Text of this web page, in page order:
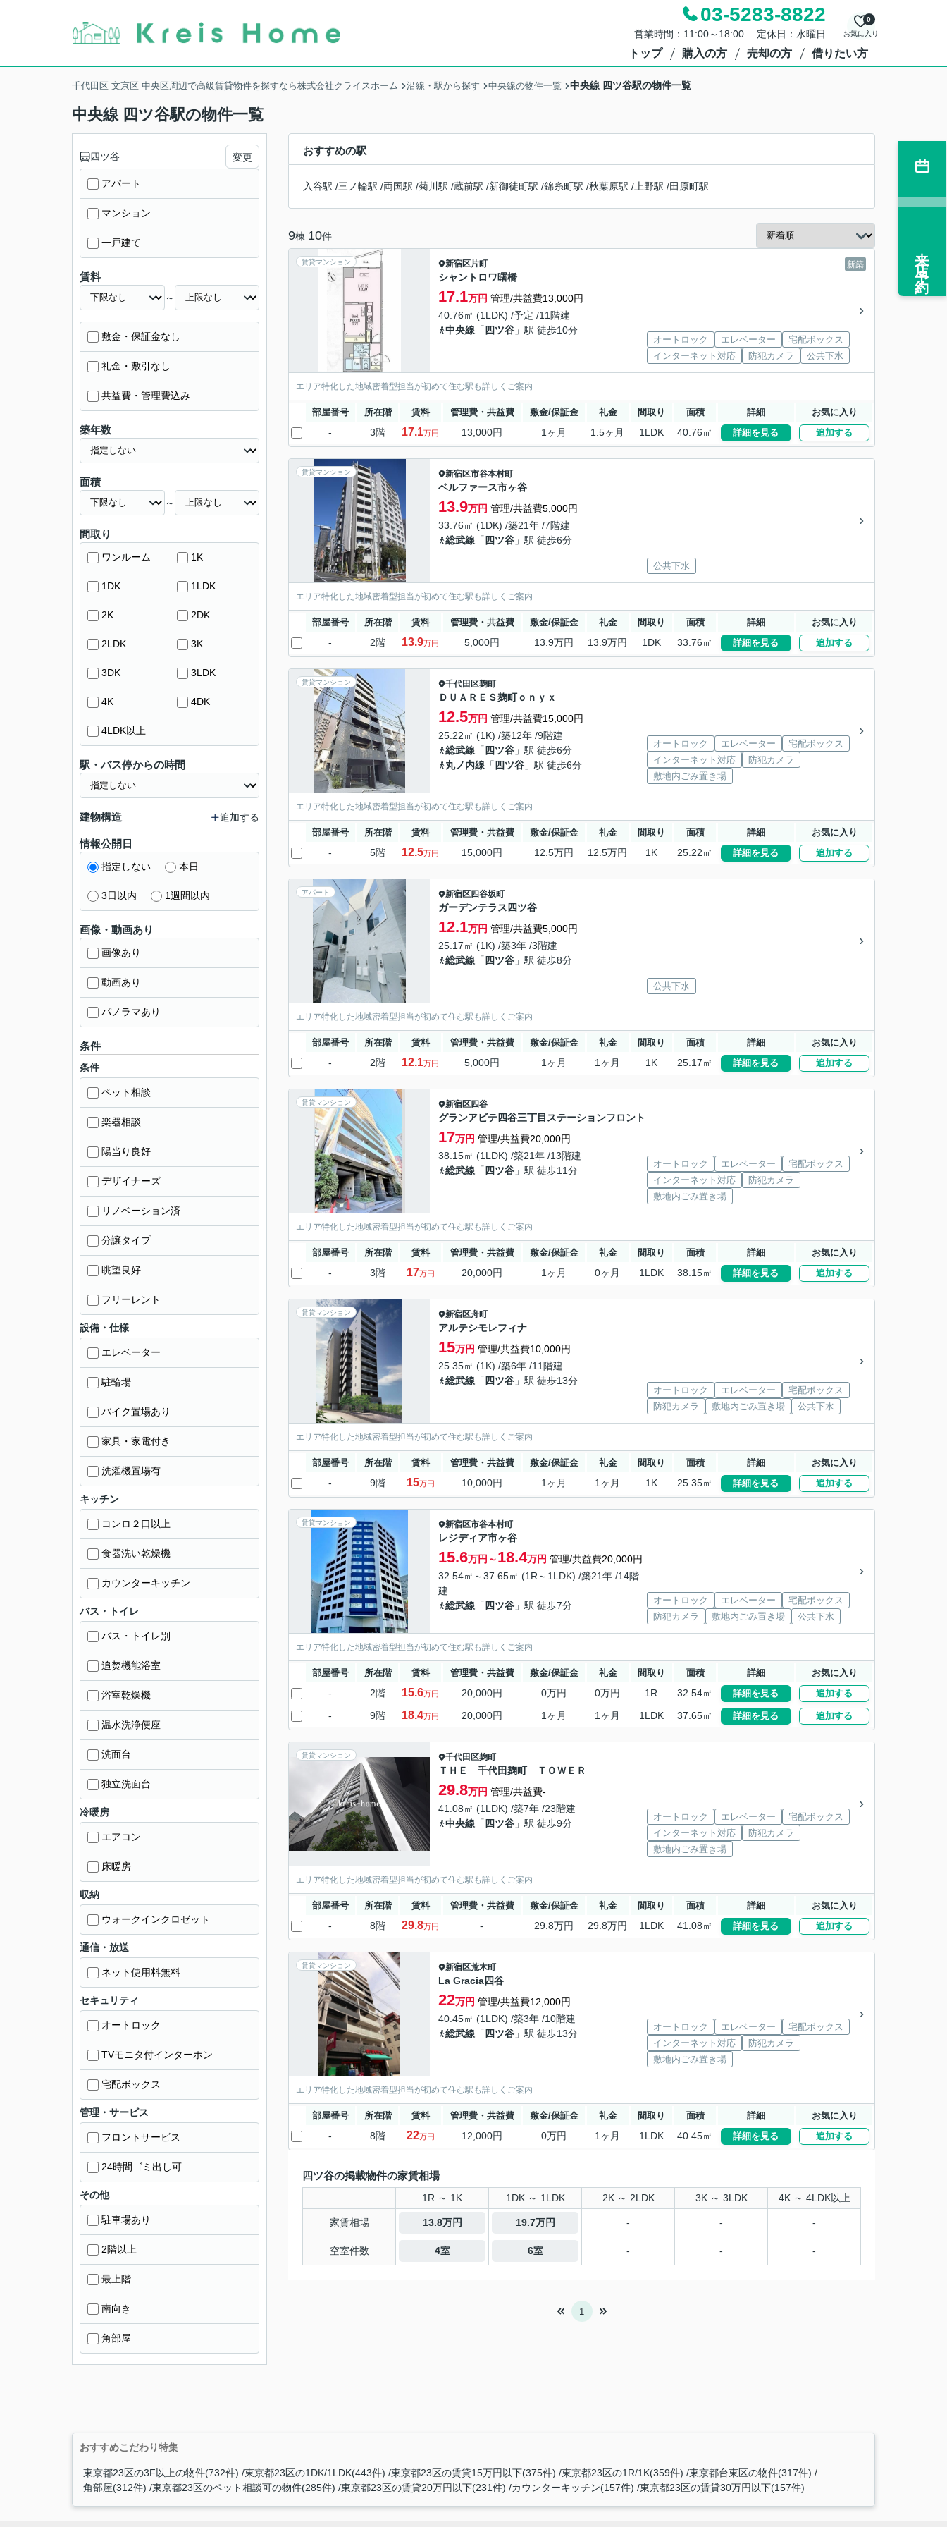
03-5283-8822
営業時間：11:00～18:00 定休日：水曜日 お気に入り
0
トップ 購入の方 売却の方 借りたい方
千代田区 文京区 中央区周辺で高級賃貸物件を探すなら株式会社クライスホーム 沿線・駅から探す 中央線の物件一覧 中央線 四ツ谷駅の物件一覧
中央線 四ツ谷駅の物件一覧
おすすめの駅
入谷駅 /三ノ輪駅 /両国駅 /菊川駅 /蔵前駅 /新御徒町駅 /錦糸町駅 /秋葉原駅 / 上野駅 /田原町駅
9棟 10件
賃貸マンション 新築
新宿区片町
シャントロワ曙橋
17.1万円 管理/共益費13,000円
40.76㎡ (1LDK) /予定 /11階建
中央線 「 四ツ谷 」駅 徒歩10分
オートロック エレベーター
宅配ボックス
インターネット対応
防犯カメラ 公共下水
エリア特化した地域密着型担当が初めて住む駅も詳しくご案内
部屋番号 所在階 賃料 管理費・共益費 敷金/保証金 礼金 間取り 面積 詳細 お気に入り
- 3階 17.1万円 13,000円 1ヶ月 1.5ヶ月 1LDK 40.76㎡ 詳細を見る 追加する
賃貸マンション 新宿区市谷本村町
ベルファース市ヶ谷
13.9万円 管理/共益費5,000円
33.76㎡ (1DK) /築21年 /7階建
総武線 「 四ツ谷 」駅 徒歩6分
公共下水
エリア特化した地域密着型担当が初めて住む駅も詳しくご案内
部屋番号 所在階 賃料 管理費・共益費 敷金/保証金 礼金 間取り 面積 詳細 お気に入り
- 2階 13.9万円 5,000円 13.9万円 13.9万円 1DK 33.76㎡ 詳細を見る 追加する
賃貸マンション 千代田区麹町
ＤＵＡＲＥＳ麹町ｏｎｙｘ
12.5万円 管理/共益費15,000円
25.22㎡ (1K) /築12年 /9階建
総武線 「 四ツ谷 」駅 徒歩6分
丸ノ内線 「 四ツ谷 」駅 徒歩6分
オートロック エレベーター
宅配ボックス
インターネット対応
防犯カメラ
敷地内ごみ置き場
エリア特化した地域密着型担当が初めて住む駅も詳しくご案内
部屋番号 所在階 賃料 管理費・共益費 敷金/保証金 礼金 間取り 面積 詳細 お気に入り
- 5階 12.5万円 15,000円 12.5万円 12.5万円 1K 25.22㎡ 詳細を見る 追加する
アパート 新宿区四谷坂町
ガーデンテラス四ツ谷
12.1万円 管理/共益費5,000円
25.17㎡ (1K) /築3年 /3階建
総武線 「 四ツ谷 」駅 徒歩8分
公共下水
エリア特化した地域密着型担当が初めて住む駅も詳しくご案内
部屋番号 所在階 賃料 管理費・共益費 敷金/保証金 礼金 間取り 面積 詳細 お気に入り
- 2階 12.1万円 5,000円 1ヶ月 1ヶ月 1K 25.17㎡ 詳細を見る 追加する
賃貸マンション 新宿区四谷
グランアビテ四谷三丁目ステーションフロント
17万円 管理/共益費20,000円
38.15㎡ (1LDK) /築21年 /13階建
総武線 「 四ツ谷 」駅 徒歩11分
オートロック エレベーター
宅配ボックス
インターネット対応
防犯カメラ
敷地内ごみ置き場
エリア特化した地域密着型担当が初めて住む駅も詳しくご案内
部屋番号 所在階 賃料 管理費・共益費 敷金/保証金 礼金 間取り 面積 詳細 お気に入り
- 3階 17万円 20,000円 1ヶ月 0ヶ月 1LDK 38.15㎡ 詳細を見る 追加する
賃貸マンション 新宿区舟町
アルテシモレフィナ
15万円 管理/共益費10,000円
25.35㎡ (1K) /築6年 /11階建
総武線 「 四ツ谷 」駅 徒歩13分
オートロック エレベーター
宅配ボックス
防犯カメラ
敷地内ごみ置き場 公共下水
エリア特化した地域密着型担当が初めて住む駅も詳しくご案内
部屋番号 所在階 賃料 管理費・共益費 敷金/保証金 礼金 間取り 面積 詳細 お気に入り
- 9階 15万円 10,000円 1ヶ月 1ヶ月 1K 25.35㎡ 詳細を見る 追加する
賃貸マンション 新宿区市谷本村町
レジディア市ヶ谷
15.6万円～18.4万円 管理/共益費20,000円
32.54㎡～37.65㎡ (1R～1LDK) /築21年 /14階
建
総武線 「 四ツ谷 」駅 徒歩7分 オートロック エレベーター
宅配ボックス
防犯カメラ
敷地内ごみ置き場 公共下水
エリア特化した地域密着型担当が初めて住む駅も詳しくご案内
部屋番号 所在階 賃料 管理費・共益費 敷金/保証金 礼金 間取り 面積 詳細 お気に入り
- 2階 15.6万円 20,000円 0万円 0万円 1R 32.54㎡ 詳細を見る 追加する
- 9階 18.4万円 20,000円 1ヶ月 1ヶ月 1LDK 37.65㎡ 詳細を見る 追加する
賃貸マンション 千代田区麹町
ＴＨＥ 千代田麹町 ＴＯＷＥＲ
29.8万円 管理/共益費-
41.08㎡ (1LDK) /築7年 /23階建
中央線 「 四ツ谷 」駅 徒歩9分
オートロック エレベーター
宅配ボックス
インターネット対応
防犯カメラ
敷地内ごみ置き場
エリア特化した地域密着型担当が初めて住む駅も詳しくご案内
部屋番号 所在階 賃料 管理費・共益費 敷金/保証金 礼金 間取り 面積 詳細 お気に入り
- 8階 29.8万円 - 29.8万円 29.8万円 1LDK 41.08㎡ 詳細を見る 追加する
賃貸マンション 新宿区荒木町
La Gracia四谷
22万円 管理/共益費12,000円
40.45㎡ (1LDK) /築3年 /10階建
総武線 「 四ツ谷 」駅 徒歩13分
オートロック エレベーター
宅配ボックス
インターネット対応
防犯カメラ
敷地内ごみ置き場
エリア特化した地域密着型担当が初めて住む駅も詳しくご案内
部屋番号 所在階 賃料 管理費・共益費 敷金/保証金 礼金 間取り 面積 詳細 お気に入り
- 8階 22万円 12,000円 0万円 1ヶ月 1LDK 40.45㎡ 詳細を見る 追加する
四ツ谷の掲載物件の家賃相場
1R ～ 1K 1DK ～ 1LDK 2K ～ 2LDK 3K ～ 3LDK 4K ～ 4LDK以上
家賃相場 13.8万円 19.7万円 - - -
空室件数 4室 6室 - - -
1
四ツ谷 変更
アパート
マンション
一戸建て
賃料
～
敷金・保証金なし
礼金・敷引なし
共益費・管理費込み
築年数
面積
～
間取り
ワンルーム 1K
1DK 1LDK
2K 2DK
2LDK 3K
3DK 3LDK
4K 4DK
4LDK以上
駅・バス停からの時間
建物構造 追加する
情報公開日
指定しない 本日
3日以内 1週間以内
画像・動画あり
画像あり
動画あり
パノラマあり
条件
条件
ペット相談
楽器相談
陽当り良好
デザイナーズ
リノベーション済
分譲タイプ
眺望良好
フリーレント
設備・仕様
エレベーター
駐輪場
バイク置場あり
家具・家電付き
洗濯機置場有
キッチン
コンロ２口以上
食器洗い乾燥機
カウンターキッチン
バス・トイレ
バス・トイレ別
追焚機能浴室
浴室乾燥機
温水洗浄便座
洗面台
独立洗面台
冷暖房
エアコン
床暖房
収納
ウォークインクロゼット
通信・放送
ネット使用料無料
セキュリティ
オートロック
TVモニタ付インターホン
宅配ボックス
管理・サービス
フロントサービス
24時間ゴミ出し可
その他
駐車場あり
2階以上
最上階
南向き
角部屋
おすすめこだわり特集
東京都23区の3F以上の物件(732件) 東京都23区の1DK/1LDK(443件) 東京都23区の賃貸15万円以下(375件) 東京都23区の1R/1K(359件) 東京都台東区の物件(317件)
角部屋(312件) 東京都23区のペット相談可の物件(285件) 東京都23区の賃貸20万円以下(231件) カウンターキッチン(157件) 東京都23区の賃貸30万円以下(157件)
来店予約